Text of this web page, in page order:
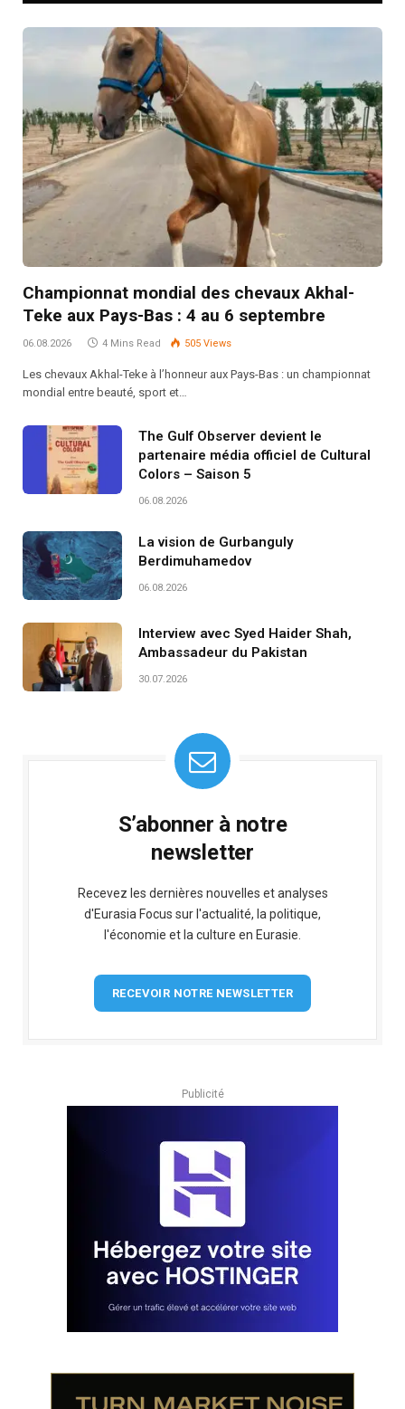
Championnat mondial des chevaux Akhal-
Teke aux Pays-Bas : 4 au 6 septembre
06.08.2026 4 Mins Read 505 Views
Les chevaux Akhal-Teke à l’honneur aux Pays-Bas : un championnat
mondial entre beauté, sport et…
The Gulf Observer devient le
partenaire média officiel de Cultural
Colors – Saison 5
06.08.2026
La vision de Gurbanguly
Berdimuhamedov
06.08.2026
Interview avec Syed Haider Shah,
Ambassadeur du Pakistan
30.07.2026
S’abonner à notre
newsletter
Recevez les dernières nouvelles et analyses
d'Eurasia Focus sur l'actualité, la politique,
l'économie et la culture en Eurasie.
RECEVOIR NOTRE NEWSLETTER
Publicité